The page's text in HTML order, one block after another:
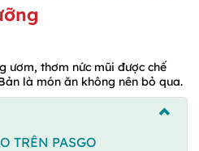
ươm, thơm nức mũi được chế
là món ăn không nên bỏ qua.
TRÊN PASGO